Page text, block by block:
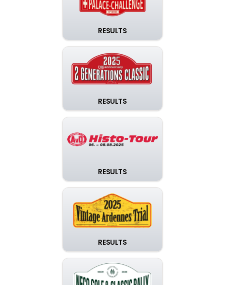
RESULTS
RESULTS
RESULTS
RESULTS